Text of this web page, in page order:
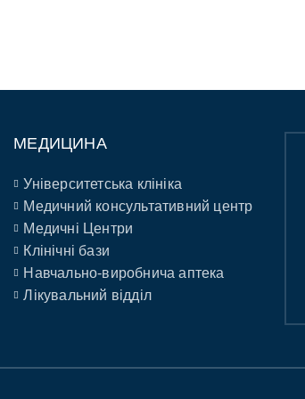
МЕДИЦИНА
Університетська клініка
Медичний консультативний центр
Медичні Центри
Клінічні бази
Навчально-виробнича аптека
Лікувальний відділ